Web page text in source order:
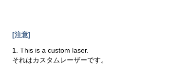
[注意]
1. This is a custom laser.
それはカスタムレーザーです。